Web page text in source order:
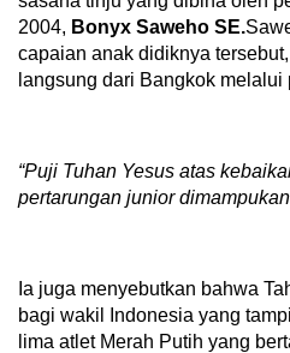
2004, Bonyx Saweho SE.
capaian anak didiknya
langsung dari Bangkok melalui
“Puji Tuhan Yesus atas
pertarungan junior
Ia juga menyebutkan bahwa
bagi wakil Indonesia yang
lima atlet Merah Putih yang